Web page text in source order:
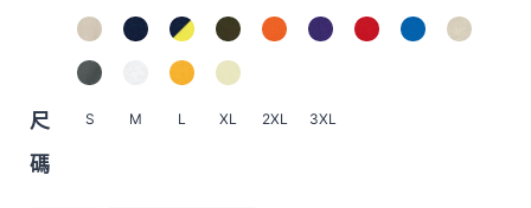
尺
碼
S M L XL 2XL 3XL